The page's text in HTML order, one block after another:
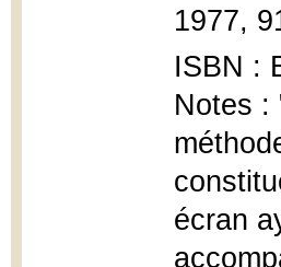
1977,
ISBN :
Notes :
écran